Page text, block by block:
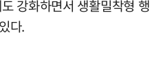
강화하면서 생활밀착형 행
다.